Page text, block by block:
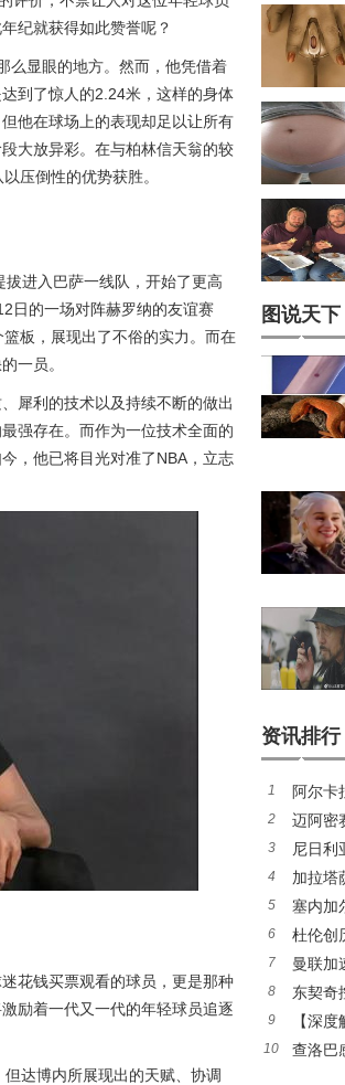
纪就获得如此赞誉呢？
么显眼的地方。然而，他凭借着
到了惊人的2.24米，这样的身体
他在球场上的表现却足以让所有
大放异彩。在与柏林信天翁的较
压倒性的优势获胜。
进入巴萨一线队，开始了更高
日的一场对阵赫罗纳的友谊赛
板，展现出了不俗的实力。而在
一员。
犀利的技术以及持续不断的做出
强存在。而作为一位技术全面的
，他已将目光对准了NBA，立志
花钱买票观看的球员，更是那种
励着一代又一代的年轻球员追逐
达博内所展现出的天赋、协调
图说天下
资讯排行
1
阿尔卡
成荣耀新印
2
迈阿密
盘，布云
3
尼日利
路引爆收藏
4
加拉塔
待安菲尔德
5
塞内加
胜，此乃
6
杜伦创
指50胜冲
7
曼联加
秀舞台，下
8
东契奇
能卫本质？
9
【深
新势力未来
10 查洛巴